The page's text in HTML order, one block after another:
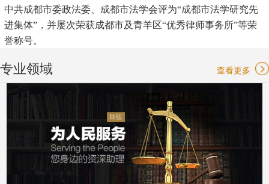
中共成都市委政法委、成都市法学会评为“成都市法学研究先
进集体”，并屡次荣获成都市及青羊区“优秀律师事务所”等荣
誉称号。
专业领域 查看更多